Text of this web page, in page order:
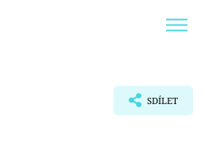
SDÍLET